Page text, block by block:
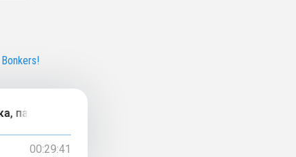
Bonkers!
софа, гамак, стул, гардероб
00:29:41